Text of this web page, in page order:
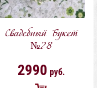
Свадебный Букет
№28
2990 руб.